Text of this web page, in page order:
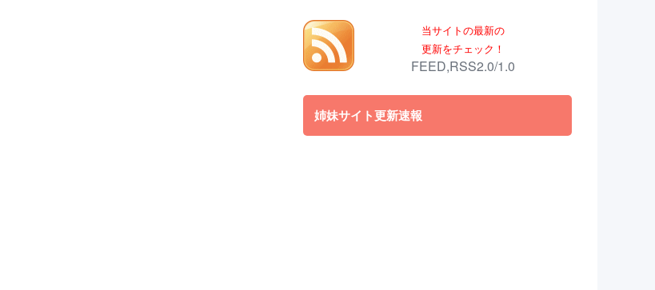
当サイトの最新の
更新をチェック！
FEED,RSS2.0/1.0
姉妹サイト更新速報